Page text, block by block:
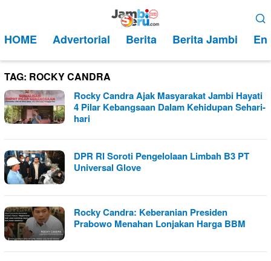
kontenMobile
HOME Advertorial Berita Berita Jambi
TAG: ROCKY CANDRA
Rocky Candra Ajak Masyarakat Jambi Hayati
4 Pilar Kebangsaan Dalam Kehidupan Sehari-
hari
DPR RI Soroti Pengelolaan Limbah B3 PT
Universal Glove
Rocky Candra: Keberanian Presiden
Prabowo Menahan Lonjakan Harga BBM